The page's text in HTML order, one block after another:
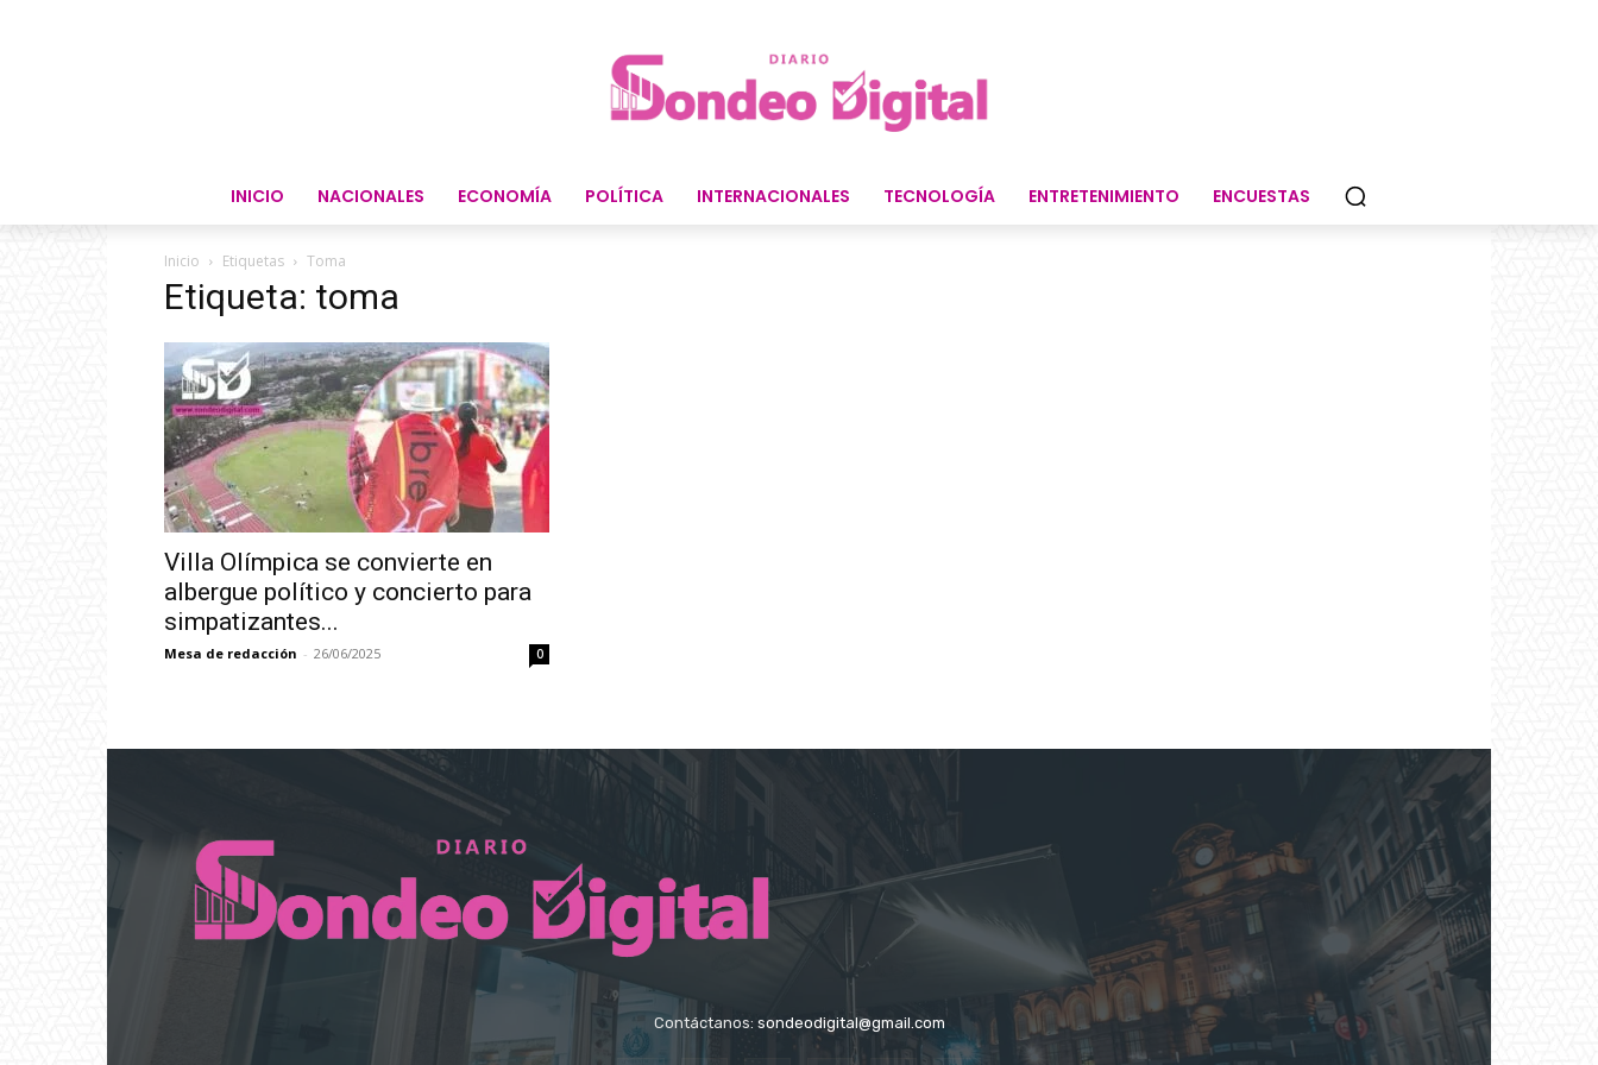
INICIO NACIONALES ECONOMÍA POLÍTICA INTERNACIONALES TECNOLOGÍA ENTRETENIMIENTO ENCUESTAS
Inicio Etiquetas Toma
Etiqueta: toma
Villa Olímpica se convierte en
albergue político y concierto para
simpatizantes...
Mesa de redacción - 26/06/2025 0
Contáctanos: sondeodigital@gmail.com